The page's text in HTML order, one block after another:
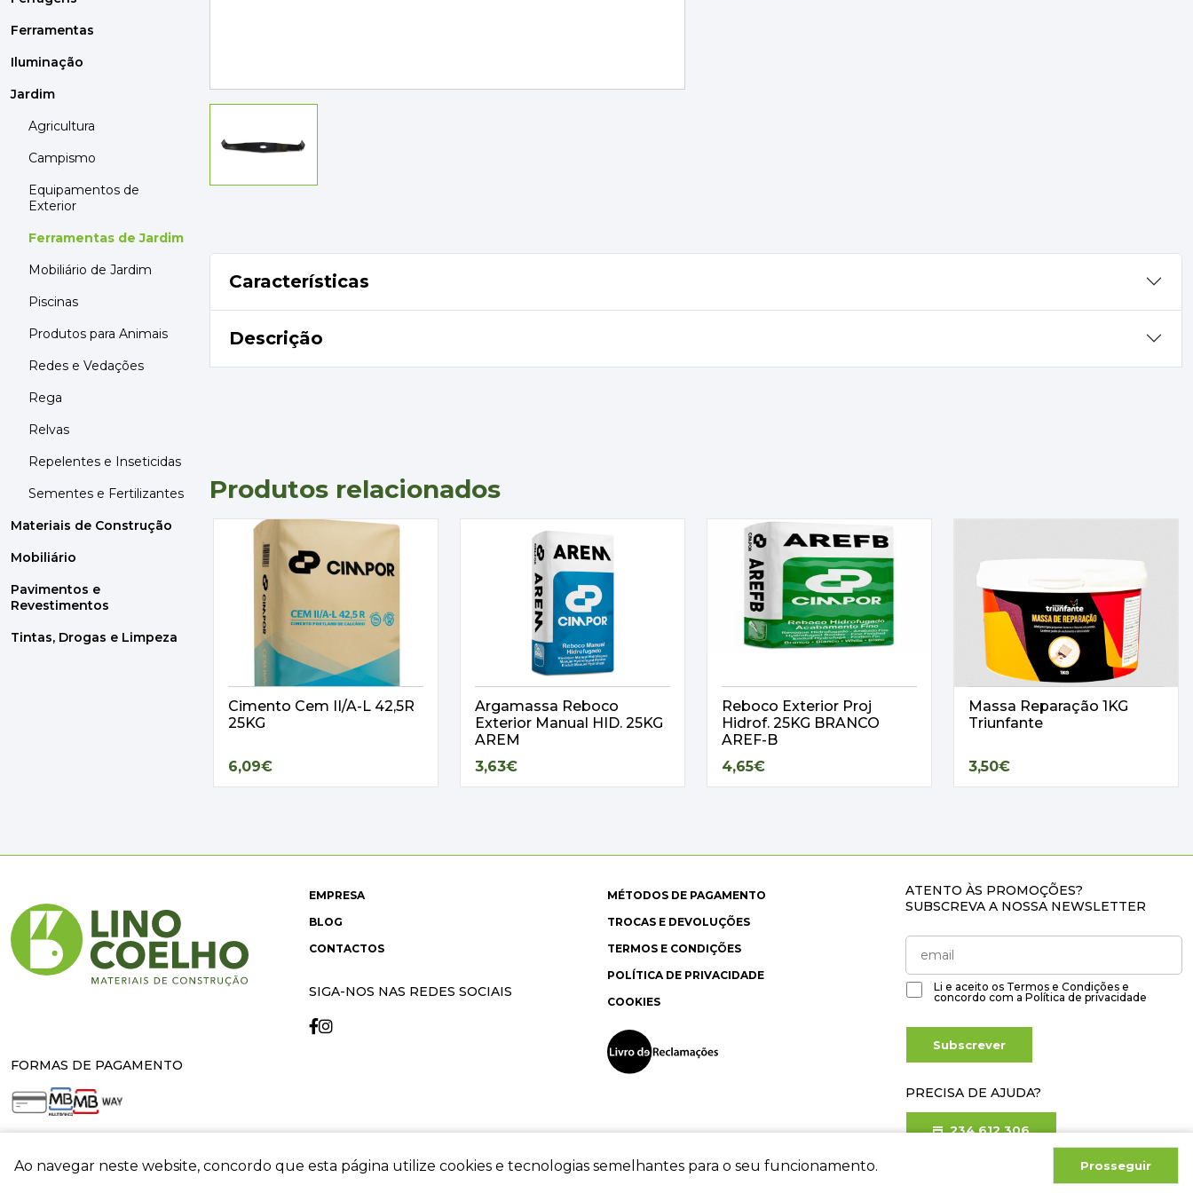
MOBILIÁRIO
PAVIMENTOS E REVESTIMENTOS
DYRUP
Ferramentas
Iluminação
Jardim
Agricultura
Campismo
Equipamentos de
Exterior
Ferramentas de Jardim
Mobiliário de Jardim
Piscinas
Produtos para Animais
Redes e Vedações
Rega
Relvas
Repelentes e Inseticidas
Sementes e Fertilizantes
Materiais de Construção
Mobiliário
Pavimentos e
Revestimentos
Tintas, Drogas e Limpeza
Características
Descrição
Produtos relacionados
Cimento Cem II/A-L 42,5R
25KG
6,09€
Argamassa Reboco
Exterior Manual HID. 25KG
AREM
3,63€
Reboco Exterior Proj
Hidrof. 25KG BRANCO
AREF-B
4,65€
Massa Reparação 1KG
Triunfante
3,50€
Ao navegar neste website, concordo que esta página utilize cookies e tecnologias semelhantes para o seu funcionamento. Prosseguir
FORMAS DE PAGAMENTO
EMPRESA
BLOG
CONTACTOS
SIGA-NOS NAS REDES SOCIAIS
MÉTODOS DE PAGAMENTO
TROCAS E DEVOLUÇÕES
TERMOS E CONDIÇÕES
POLÍTICA DE PRIVACIDADE
COOKIES
ATENTO ÀS PROMOÇÕES?
SUBSCREVA A NOSSA NEWSLETTER
Li e aceito os Termos e Condições e
concordo com a Política de privacidade
Subscrever
PRECISA DE AJUDA?
234 612 306
critec